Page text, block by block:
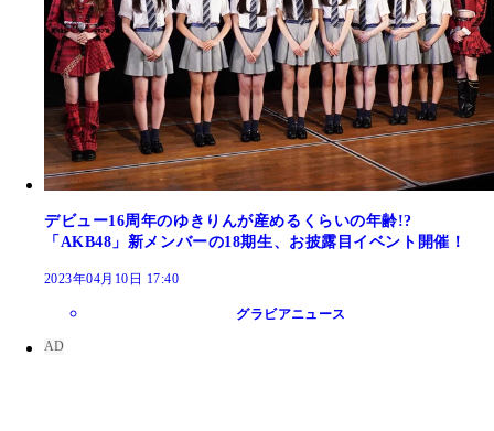
デビュー16周年のゆきりんが産めるくらいの年齢!?
「AKB48」新メンバーの18期生、お披露目イベント開催！
2023年04月10日 17:40
グラビアニュース